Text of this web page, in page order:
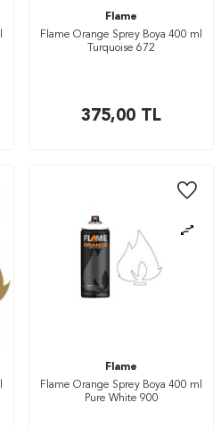
Flame
Flame Orange Sprey Boya 400 ml
Turquoise 672
375,00 TL
Flame
Flame Orange Sprey Boya 400 ml
Pure White 900